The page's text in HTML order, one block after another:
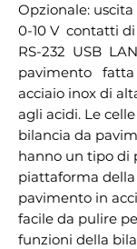
Opzionale:
0-10 V  contatti
RS-232  USB
pavimento
acciaio inox di
agli acidi. Le
bilancia da
hanno un tipo di
piattaforma
pavimento in
facile da pulire
funzioni della